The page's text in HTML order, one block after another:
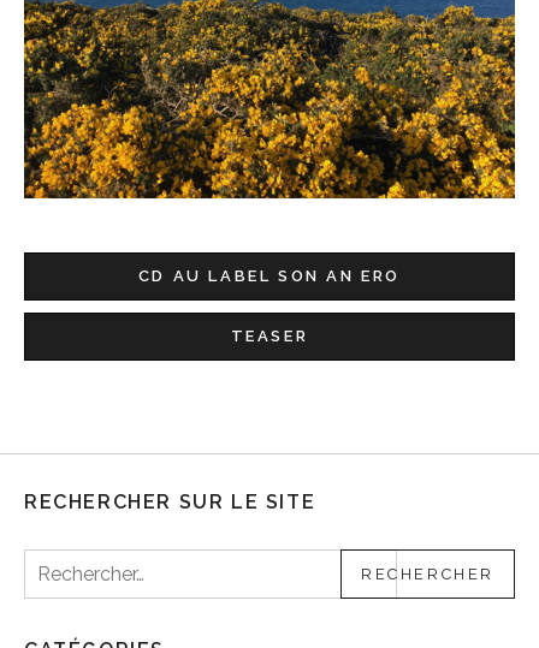
CD AU LABEL SON AN ERO
TEASER
RECHERCHER SUR LE SITE
Rechercher :